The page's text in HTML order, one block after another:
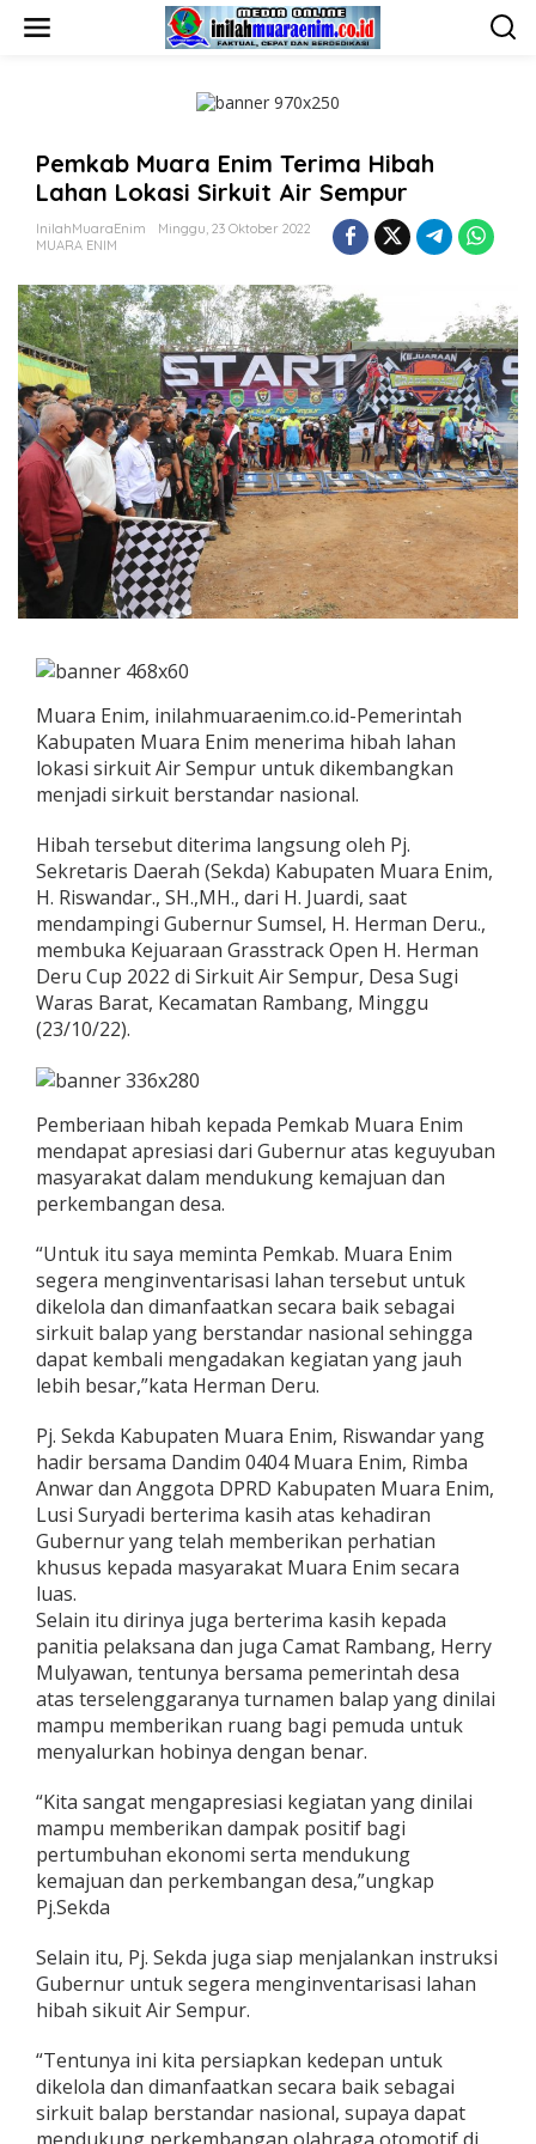
Pemkab Muara Enim Terima Hibah
Lahan Lokasi Sirkuit Air Sempur
InilahMuaraEnim
Minggu, 23 Oktober 2022
MUARA ENIM
Muara Enim, inilahmuaraenim.co.id-Pemerintah
Kabupaten Muara Enim menerima hibah lahan
lokasi sirkuit Air Sempur untuk dikembangkan
menjadi sirkuit berstandar nasional.
Hibah tersebut diterima langsung oleh Pj.
Sekretaris Daerah (Sekda) Kabupaten Muara Enim,
H. Riswandar., SH.,MH., dari H. Juardi, saat
mendampingi Gubernur Sumsel, H. Herman Deru.,
membuka Kejuaraan Grasstrack Open H. Herman
Deru Cup 2022 di Sirkuit Air Sempur, Desa Sugi
Waras Barat, Kecamatan Rambang, Minggu
(23/10/22).
Pemberiaan hibah kepada Pemkab Muara Enim
mendapat apresiasi dari Gubernur atas keguyuban
masyarakat dalam mendukung kemajuan dan
perkembangan desa.
“Untuk itu saya meminta Pemkab. Muara Enim
segera menginventarisasi lahan tersebut untuk
dikelola dan dimanfaatkan secara baik sebagai
sirkuit balap yang berstandar nasional sehingga
dapat kembali mengadakan kegiatan yang jauh
lebih besar,”kata Herman Deru.
Pj. Sekda Kabupaten Muara Enim, Riswandar yang
hadir bersama Dandim 0404 Muara Enim, Rimba
Anwar dan Anggota DPRD Kabupaten Muara Enim,
Lusi Suryadi berterima kasih atas kehadiran
Gubernur yang telah memberikan perhatian
khusus kepada masyarakat Muara Enim secara
luas.
Selain itu dirinya juga berterima kasih kepada
panitia pelaksana dan juga Camat Rambang, Herry
Mulyawan, tentunya bersama pemerintah desa
atas terselenggaranya turnamen balap yang dinilai
mampu memberikan ruang bagi pemuda untuk
menyalurkan hobinya dengan benar.
“Kita sangat mengapresiasi kegiatan yang dinilai
mampu memberikan dampak positif bagi
pertumbuhan ekonomi serta mendukung
kemajuan dan perkembangan desa,”ungkap
Pj.Sekda
Selain itu, Pj. Sekda juga siap menjalankan instruksi
Gubernur untuk segera menginventarisasi lahan
hibah sikuit Air Sempur.
“Tentunya ini kita persiapkan kedepan untuk
dikelola dan dimanfaatkan secara baik sebagai
sirkuit balap berstandar nasional, supaya dapat